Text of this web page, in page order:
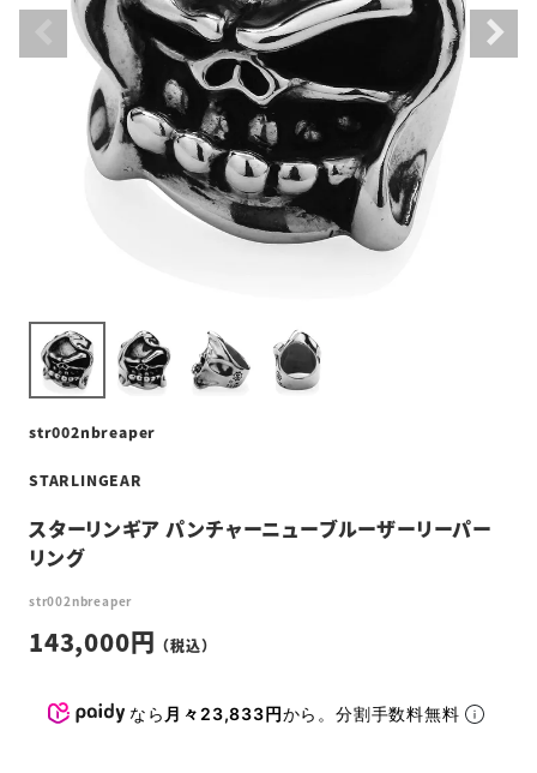
str002nbreaper
STARLINGEAR
スターリンギア パンチャーニューブルーザーリーパー
リング
str002nbreaper
143,000
なら 月々23,833円から。分割手数料無料